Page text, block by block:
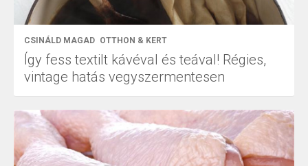
CSINÁLD MAGAD OTTHON & KERT
Így fess textilt kávéval és teával! Régies,
vintage hatás vegyszermentesen